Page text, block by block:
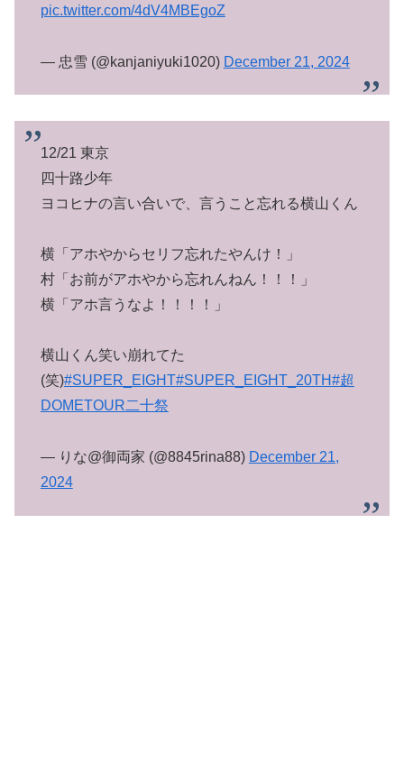
pic.twitter.com/4dV4MBEgoZ
— 忠雪 (@kanjaniyuki1020) December 21, 2024
12/21 東京
四十路少年
ヨコヒナの言い合いで、言うこと忘れる横山くん
横「アホやからセリフ忘れたやんけ！」
村「お前がアホやから忘れんねん！！！」
横「アホ言うなよ！！！！」
横山くん笑い崩れてた
(笑)#SUPER_EIGHT#SUPER_EIGHT_20TH#超
DOMETOUR二十祭
— りな@御両家 (@8845rina88) December 21,
2024